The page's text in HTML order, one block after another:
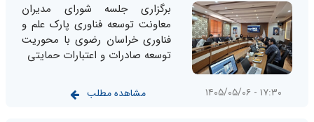
برگزاری جلسه شورای مدیران
معاونت توسعه فناوری پارک علم و
فناوری خراسان رضوی با محوریت
توسعه صادرات و اعتبارات حمایتی
۱۷:۳۰ - ۱۴۰۵/۰۵/۰۶ مشاهده مطلب